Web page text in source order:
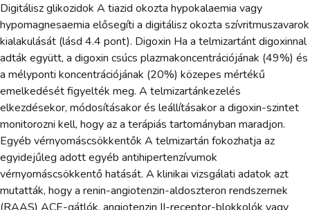
Digitálisz glikozidok A tiazid okozta hypokalaemia vagy
hypomagnesaemia elősegíti a digitálisz okozta szívritmuszavarok
kialakulását (lásd 4.4 pont). Digoxin Ha a telmizartánt digoxinnal
adták együtt, a digoxin csúcs plazmakoncentrációjának (49%) és
a mélyponti koncentrációjának (20%) közepes mértékű
emelkedését figyelték meg. A telmizartánkezelés
elkezdésekor, módosításakor és leállításakor a digoxin-szintet
monitorozni kell, hogy az a terápiás tartományban maradjon.
Egyéb vérnyomáscsökkentők A telmizartán fokozhatja az
egyidejűleg adott egyéb antihipertenzívumok
vérnyomáscsökkentő hatását. A klinikai vizsgálati adatok azt
mutatták, hogy a renin-angiotenzin-aldoszteron rendszernek